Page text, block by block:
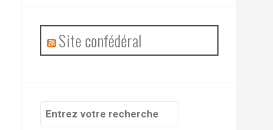
Site confédéral
Recherche